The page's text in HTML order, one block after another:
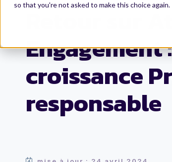
so that you're not asked to make this choice again.
Retour sur
Engagement
croissance
responsable